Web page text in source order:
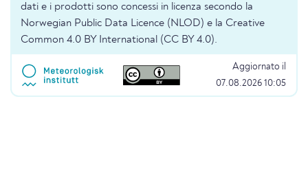
dati e i prodotti sono concessi in licenza secondo la
Norwegian Public Data Licence (NLOD) e la Creative
Common 4.0 BY International (CC BY 4.0).
Aggiornato il
07.08.2026 10:05